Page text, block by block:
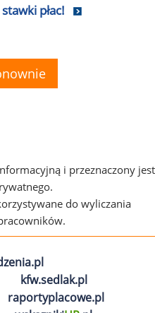
płac!
i przeznaczony jest
do wyliczania
kfw.sedlak.pl
raportyplacowe.pl